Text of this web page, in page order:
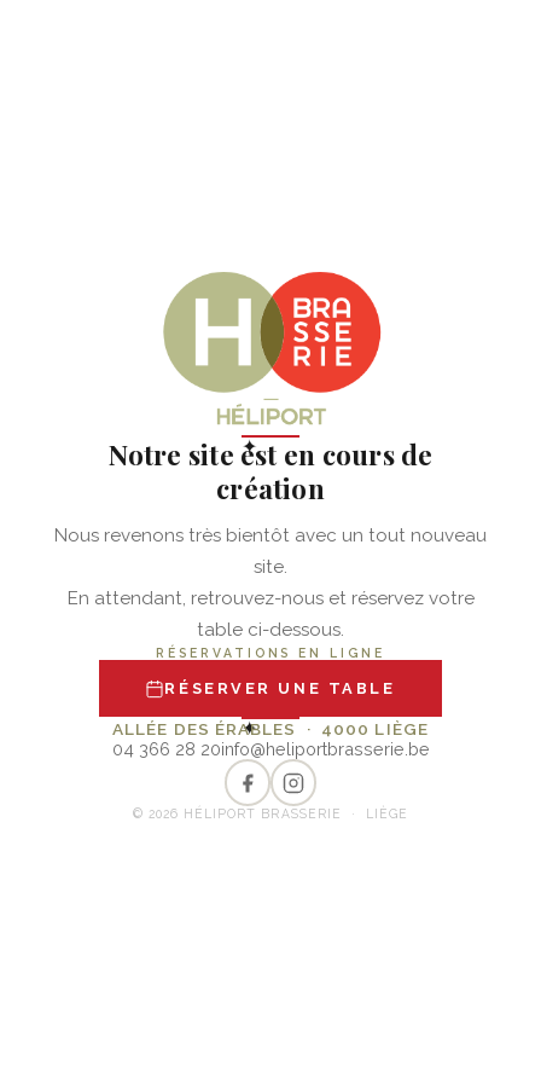
✦
Notre site est en cours de
création
Nous revenons très bientôt avec un tout nouveau
site.
En attendant, retrouvez-nous et réservez votre
table ci-dessous.
RÉSERVATIONS EN LIGNE
RÉSERVER UNE TABLE
✦
ALLÉE DES ÉRABLES · 4000 LIÈGE
04 366 28 20info@heliportbrasserie.be
© 2026 HÉLIPORT BRASSERIE · LIÈGE